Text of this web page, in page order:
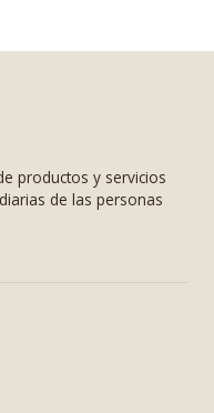
productos y servicios
de las personas